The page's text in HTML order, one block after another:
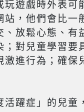
玩遊戲時外表
站，他們會比
、放鬆心態、
；對兒童學習
激進行為；確
活躍症」的兒